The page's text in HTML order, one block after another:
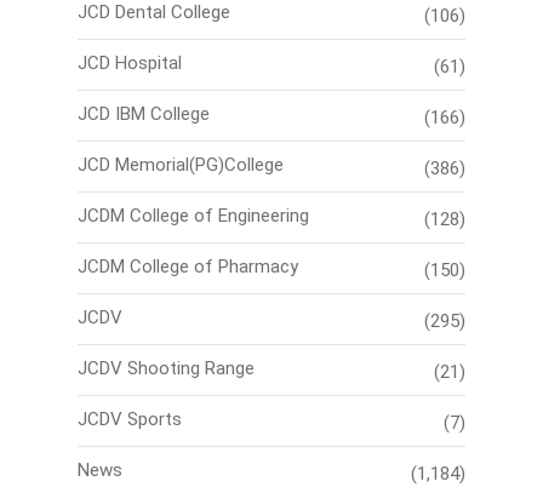
JCD Dental College (106)
JCD Hospital (61)
JCD IBM College (166)
JCD Memorial(PG)College (386)
JCDM College of Engineering (128)
JCDM College of Pharmacy (150)
JCDV (295)
JCDV Shooting Range (21)
JCDV Sports (7)
News (1,184)